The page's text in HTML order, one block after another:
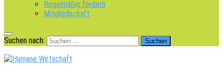
Regelmäßig fördern
Mitgliedschaft
Suchen nach: